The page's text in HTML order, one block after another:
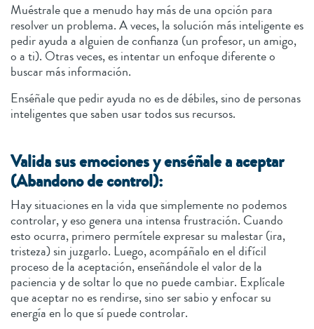
Muéstrale que a menudo hay más de una opción para
resolver un problema. A veces, la solución más inteligente es
pedir ayuda a alguien de confianza (un profesor, un amigo,
o a ti). Otras veces, es intentar un enfoque diferente o
buscar más información.
Enséñale que pedir ayuda no es de débiles, sino de personas
inteligentes que saben usar todos sus recursos.
Valida sus emociones y enséñale a aceptar
(Abandono de control):
Hay situaciones en la vida que simplemente no podemos
controlar, y eso genera una intensa frustración. Cuando
esto ocurra, primero permítele expresar su malestar (ira,
tristeza) sin juzgarlo. Luego, acompáñalo en el difícil
proceso de la aceptación, enseñándole el valor de la
paciencia y de soltar lo que no puede cambiar. Explícale
que aceptar no es rendirse, sino ser sabio y enfocar su
energía en lo que sí puede controlar.